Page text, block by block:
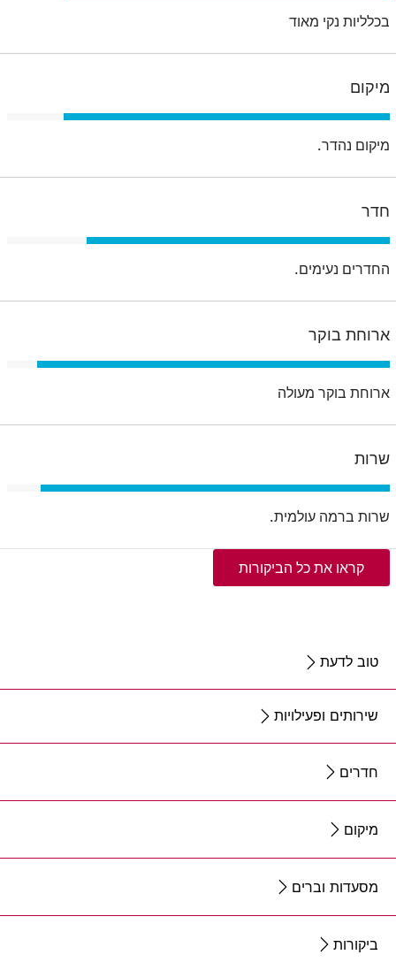
בכלליות נקי מאוד
מיקום
מיקום נהדר.
חדר
החדרים נעימים.
ארוחת בוקר
ארוחת בוקר מעולה
שרות
שרות ברמה עולמית.
קראו את כל הביקורות
טוב לדעת
שירותים ופעילויות
חדרים
מיקום
מסעדות וברים
ביקורות